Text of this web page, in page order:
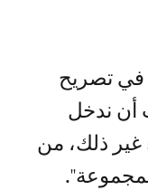
أن ندخل
غير ذلك، من